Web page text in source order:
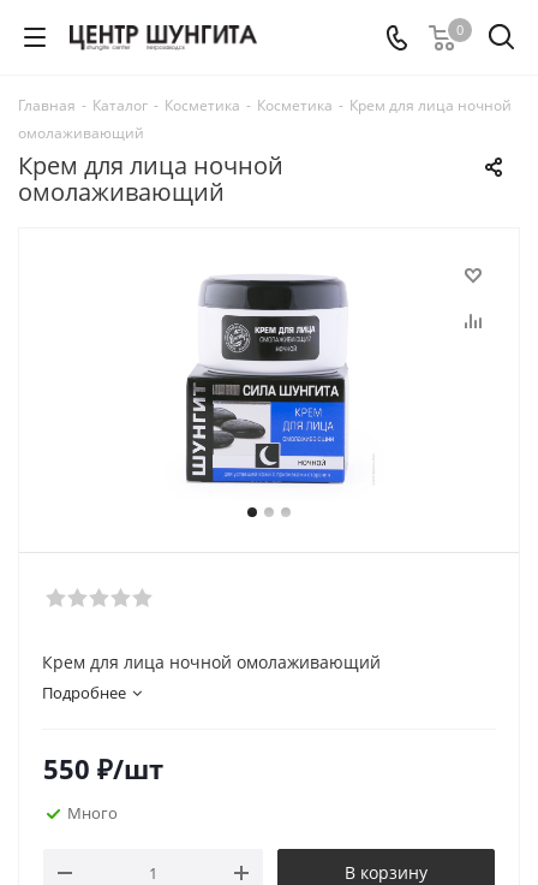
0
Главная - Каталог - Косметика - Косметика - Крем для лица ночной
омолаживающий
Крем для лица ночной
омолаживающий
Крем для лица ночной омолаживающий
Подробнее
550 ₽/шт
Много
В корзину